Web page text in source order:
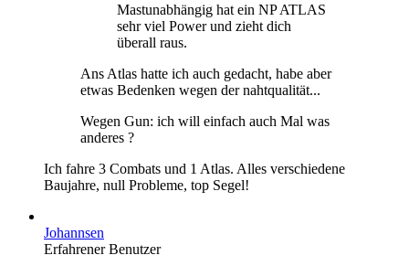
Mastunabhängig hat ein NP ATLAS
sehr viel Power und zieht dich
überall raus.
Ans Atlas hatte ich auch gedacht, habe aber
etwas Bedenken wegen der nahtqualität...
Wegen Gun: ich will einfach auch Mal was
anderes ?
Ich fahre 3 Combats und 1 Atlas. Alles verschiedene
Baujahre, null Probleme, top Segel!
Johannsen
Erfahrener Benutzer